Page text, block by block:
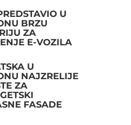
U
BRZU
ZA
E-VOZILA
U
NAJZRELIJE
ZA
FASADE